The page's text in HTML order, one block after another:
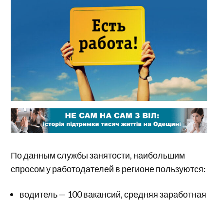
По данным службы занятости, наибольшим
спросом у работодателей в регионе пользуются:
водитель — 100 вакансий, средняя заработная